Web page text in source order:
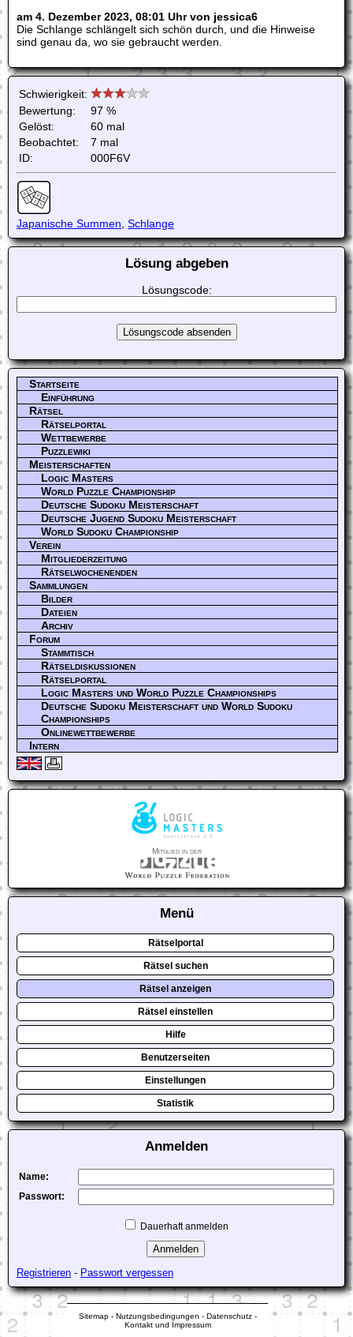
am 4. Dezember 2023, 08:01 Uhr von jessica6
Die Schlange schlängelt sich schön durch, und die Hinweise
sind genau da, wo sie gebraucht werden.
Schwierigkeit:
Bewertung:
97 %
Gelöst:
60 mal
Beobachtet:
7 mal
ID:
000F6V
Japanische Summen Schlange
Lösung abgeben
Lösungscode:
Startseite
Einführung
Rätsel
Rätselportal
Wettbewerbe
Puzzlewiki
Meisterschaften
Logic Masters
World Puzzle Championship
Deutsche Sudoku Meisterschaft
Deutsche Jugend Sudoku Meisterschaft
World Sudoku Championship
Verein
Mitgliederzeitung
Rätselwochenenden
Sammlungen
Bilder
Dateien
Archiv
Forum
Stammtisch
Rätseldiskussionen
Rätselportal
Logic Masters und World Puzzle Championships
Deutsche Sudoku Meisterschaft und World Sudoku
Championships
Onlinewettbewerbe
Intern
Mitglied in der
Menü
Rätselportal
Rätsel suchen
Rätsel anzeigen
Rätsel einstellen
Hilfe
Benutzerseiten
Einstellungen
Statistik
Anmelden
Name:
Passwort:
Dauerhaft anmelden
Registrieren - Passwort vergessen
Sitemap- Nutzungsbedingungen - Datenschutz-
Kontakt und Impressum